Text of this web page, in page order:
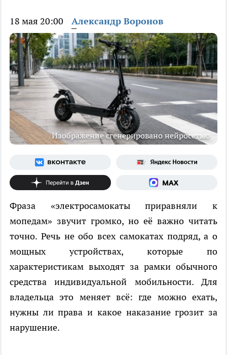
18 мая 20:00 Александр Воронов
Изображение сгенерировано нейросетью
Фраза «электросамокаты приравняли к
мопедам» звучит громко, но её важно читать
точно. Речь не обо всех самокатах подряд, а о
мощных устройствах, которые по
характеристикам выходят за рамки обычного
средства индивидуальной мобильности. Для
владельца это меняет всё: где можно ехать,
нужны ли права и какое наказание грозит за
нарушение.